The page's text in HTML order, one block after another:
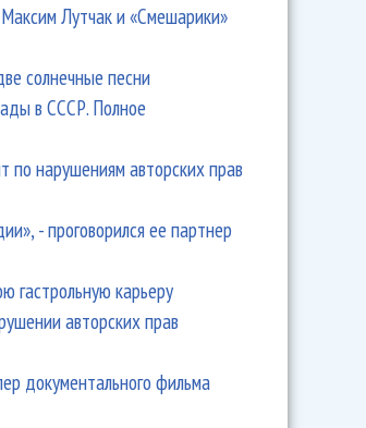
Лутчак и «Смешарики»
солнечные песни
в СССР. Полное
по нарушениям авторских прав
- проговорился ее партнер
гастрольную карьеру
авторских прав
документального фильма